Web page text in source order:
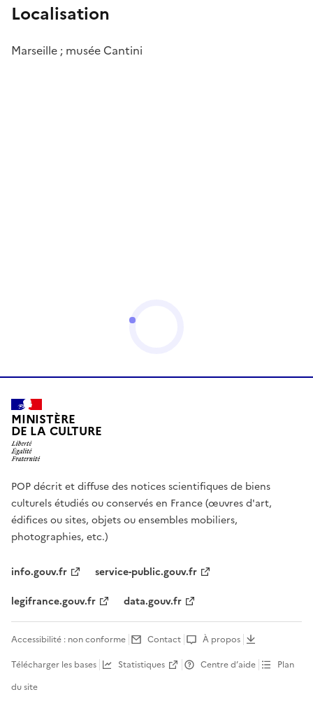
Localisation
Marseille ; musée Cantini
MINISTÈRE
DE LA CULTURE
POP décrit et diffuse des notices scientifiques de biens
culturels étudiés ou conservés en France (œuvres d'art,
édifices ou sites, objets ou ensembles mobiliers,
photographies, etc.)
info.gouv.fr
service-public.gouv.fr
legifrance.gouv.fr
data.gouv.fr
Accessibilité : non conforme Contact
À propos
Télécharger les bases
Statistiques Centre d’aide
Plan
du site